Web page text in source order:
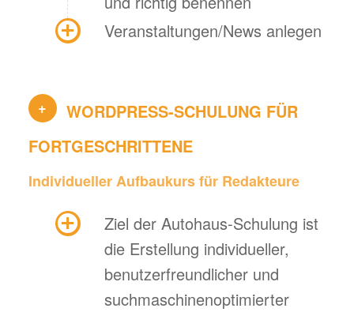
Veranstaltungen/News anlegen
+
WORDPRESS-SCHULUNG FÜR
FORTGESCHRITTENE
Individueller Aufbaukurs für Redakteure
Ziel der Autohaus-Schulung ist
die Erstellung individueller,
benutzerfreundlicher und
suchmaschinenoptimierter